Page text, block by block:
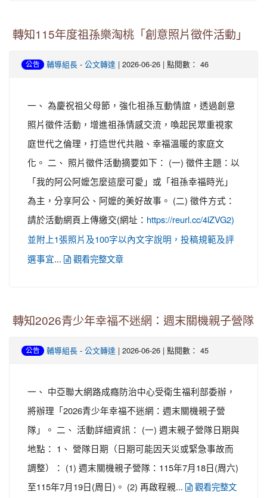
轉知115年度祖孫樂淘桃「創意照片徵件活動」
公告 輔導組長 - 公文轉達 | 2026-06-26 | 點閱數： 46
一、 為慶祝祖父母節，強化祖孫互動情誼，透過創意
照片徵件活動，增進祖孫情感交流，喚起民眾重視家
庭世代之倫理，打造世代共融、幸福溫暖的家庭文
化。 二、 照片徵件活動摘要如下： (一) 徵件主題：以
「我的阿公阿嬤怎麼這麼可愛」或「祖孫幸福時光」
為主，分享阿公、阿嬤的美好故事。 (二) 徵件方式：
請於活動網頁上傳繳交(網址： https://reurl.cc/4lZVG2)
並附上1張照片及100字以內文字說明，投稿規範及評
選事宜... 觀看完整文章
轉知2026青少年幸福不迷網：週末關機親子營隊
公告 輔導組長 - 公文轉達 | 2026-06-26 | 點閱數： 45
一、 中亞聯大網路成癮防治中心受衛生福利部委辦，
將辦理「2026青少年幸福不迷網：週末關機親子營
隊」。 二、 活動詳細資訊： (一) 週末親子營隊日期與
地點： 1、 營隊日期（日期可能因天災或緊急事故而
調整）： (1) 週末關機親子營隊：115年7月18日(周六)
至115年7月19日(周日)。 (2) 再啟程親...
觀看完整文